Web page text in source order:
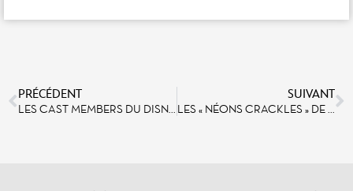
PRÉCÉDENT
LES CAST MEMBERS DU DISNEY’S HOTEL NEW YORK – THE ART OF MARVEL : UNE EXPÉRIENCE UNIQUE AU CŒUR DE LA MAGIE
SUIVANT
LES « NÉONS CRACKLES » DE BUZZ LIGHTYEAR LASER BLAST : UNE TECHNOLOGIE UNIQUE AU MONDE RELOCALISÉE EN ILE-DE-FRANCE POUR LES BESOINS DE L’ATTRACTION